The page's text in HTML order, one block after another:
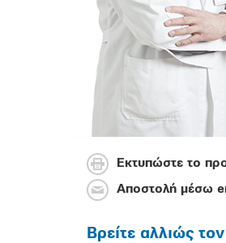
Εκτυπώστε το
Αποστολή μέσω
Βρείτε αλλιώς